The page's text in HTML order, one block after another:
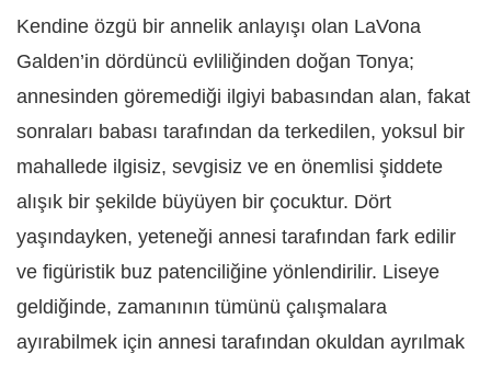
Kendine özgü bir annelik anlayışı olan LaVona
Galden’in dördüncü evliliğinden doğan Tonya;
annesinden göremediği ilgiyi babasından alan, fakat
sonraları babası tarafından da terkedilen, yoksul bir
mahallede ilgisiz, sevgisiz ve en önemlisi şiddete
alışık bir şekilde büyüyen bir çocuktur. Dört
yaşındayken, yeteneği annesi tarafından fark edilir
ve figüristik buz patenciliğine yönlendirilir. Liseye
geldiğinde, zamanının tümünü çalışmalara
ayırabilmek için annesi tarafından okuldan ayrılmak